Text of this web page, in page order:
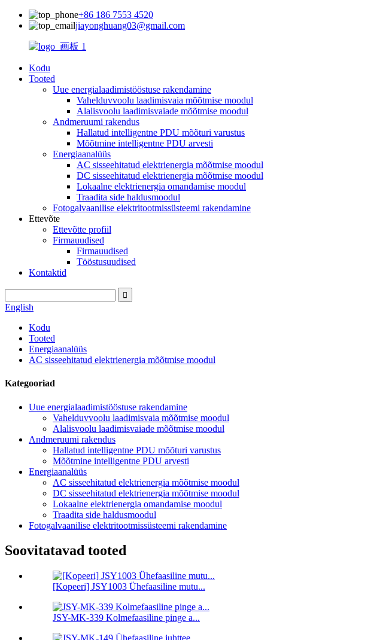
+86 186 7553 4520
jiayonghuang03@gmail.com
Kodu
Tooted
Uue energialaadimistööstuse rakendamine
Vahelduvvoolu laadimisvaia mõõtmise moodul
Alalisvoolu laadimisvaiade mõõtmise moodul
Andmeruumi rakendus
Hallatud intelligentne PDU mõõturi varustus
Mõõtmine intelligentne PDU arvesti
Energiaanalüüs
AC sisseehitatud elektrienergia mõõtmise moodul
DC sisseehitatud elektrienergia mõõtmise moodul
Lokaalne elektrienergia omandamise moodul
Traadita side haldusmoodul
Fotogalvaanilise elektritootmissüsteemi rakendamine
Ettevõte
Ettevõtte profiil
Firmauudised
Firmauudised
Tööstusuudised
Kontaktid
English
Kodu
Tooted
Energiaanalüüs
AC sisseehitatud elektrienergia mõõtmise moodul
Kategooriad
Uue energialaadimistööstuse rakendamine
Vahelduvvoolu laadimisvaia mõõtmise moodul
Alalisvoolu laadimisvaiade mõõtmise moodul
Andmeruumi rakendus
Hallatud intelligentne PDU mõõturi varustus
Mõõtmine intelligentne PDU arvesti
Energiaanalüüs
AC sisseehitatud elektrienergia mõõtmise moodul
DC sisseehitatud elektrienergia mõõtmise moodul
Lokaalne elektrienergia omandamise moodul
Traadita side haldusmoodul
Fotogalvaanilise elektritootmissüsteemi rakendamine
Soovitatavad tooted
[Kopeeri] JSY1003 Ühefaasiline mutu...
JSY-MK-339 Kolmefaasiline pinge a...